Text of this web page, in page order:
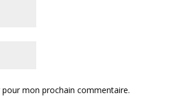
mon prochain commentaire.